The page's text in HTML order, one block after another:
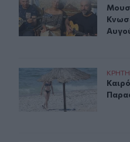
Καιρός: Βοριάδες καιΚΡΗΤΗ